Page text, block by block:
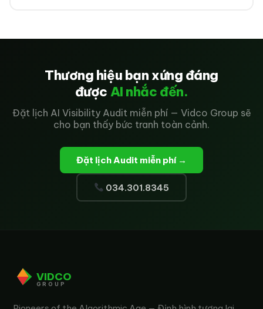
Thương hiệu bạn xứng đáng
được AI nhắc đến.
Đặt lịch AI Visibility Audit miễn phí — Vidco Group sẽ
cho bạn thấy bức tranh toàn cảnh.
Đặt lịch Audit miễn phí →
034.301.8345
VIDCO
GROUP